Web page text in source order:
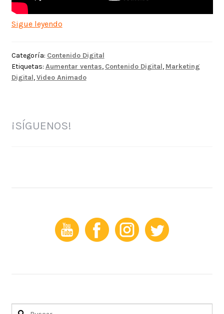
Sigue leyendo¿Por
videos
animados
negocio?
Categoría: Contenido Digital
Etiquetas: Aumentar ventas, Contenido Digital, Marketing
Digital,Video Animado
¡SÍGUENOS!
Buscar: